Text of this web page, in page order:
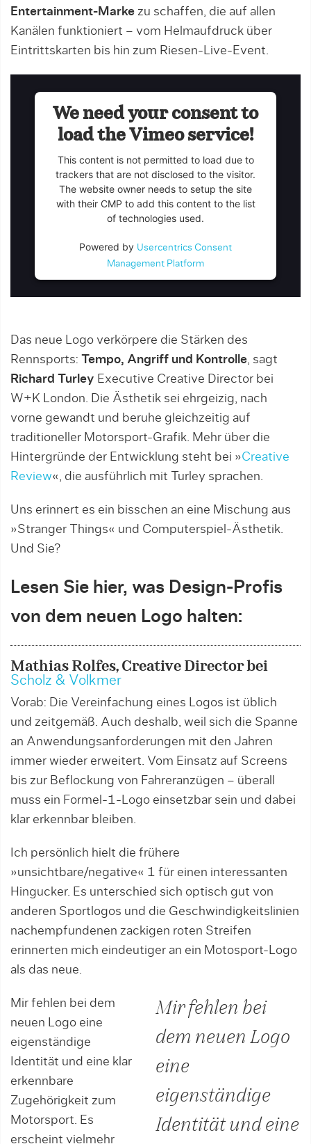
Entertainment-Marke zu schaffen, die auf allen
Kanälen funktioniert – vom Helmaufdruck über
Eintrittskarten bis hin zum Riesen-Live-Event.
We need your consent to
load the Vimeo service!
This content is not permitted to load due to
trackers that are not disclosed to the visitor.
The website owner needs to setup the site
with their CMP to add this content to the list
of technologies used.
Powered by Usercentrics Consent
Management Platform
Das neue Logo verkörpere die Stärken des
Rennsports:
Tempo, Angriff und Kontrolle, sagt
Richard Turley Executive Creative Director bei
W+K London. Die Ästhetik sei ehrgeizig, nach
vorne gewandt und beruhe gleichzeitig auf
traditioneller Motorsport-Grafik. Mehr über die
Hintergründe der Entwicklung steht bei »Creative
Review«, die ausführlich mit Turley sprachen.
Uns erinnert es ein bisschen an eine Mischung aus
»Stranger Things« und Computerspiel-Ästhetik.
Und Sie?
Lesen Sie hier, was Design-Profis
von dem neuen Logo halten:
Mathias Rolfes, Creative Director bei
Scholz & Volkmer
Vorab: Die Vereinfachung eines Logos ist üblich
und zeitgemäß. Auch deshalb, weil sich die Spanne
an Anwendungsanforderungen mit den Jahren
immer wieder erweitert. Vom Einsatz auf Screens
bis zur Beflockung von Fahreranzügen – überall
muss ein Formel-1-Logo einsetzbar sein und dabei
klar erkennbar bleiben.
Ich persönlich hielt die frühere
»unsichtbare/negative« 1 für einen interessanten
Hingucker. Es unterschied sich optisch gut von
anderen Sportlogos und die Geschwindigkeitslinien
nachempfundenen zackigen roten Streifen
erinnerten mich eindeutiger an ein Motosport-Logo
als das neue.
Mir fehlen bei
dem neuen Logo
eine
eigenständige
Identität und eine
Mir fehlen bei dem
neuen Logo eine
eigenständige
Identität und eine klar
erkennbare
Zugehörigkeit zum
Motorsport. Es
erscheint vielmehr